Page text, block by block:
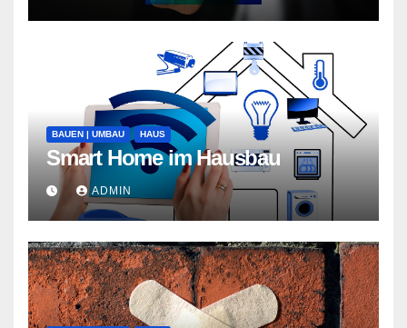
BAUEN | UMBAU HAUS
Smart Home im Hausbau
ADMIN